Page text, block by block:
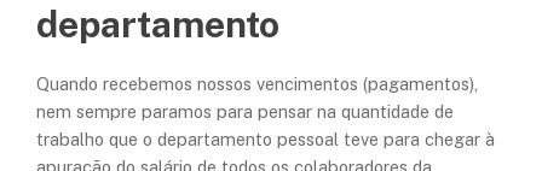
departamento
Quando recebemos nossos vencimentos (pagamentos),
nem sempre paramos para pensar na quantidade de
trabalho que o departamento pessoal teve para chegar à
apuração do salário de todos os colaboradores da